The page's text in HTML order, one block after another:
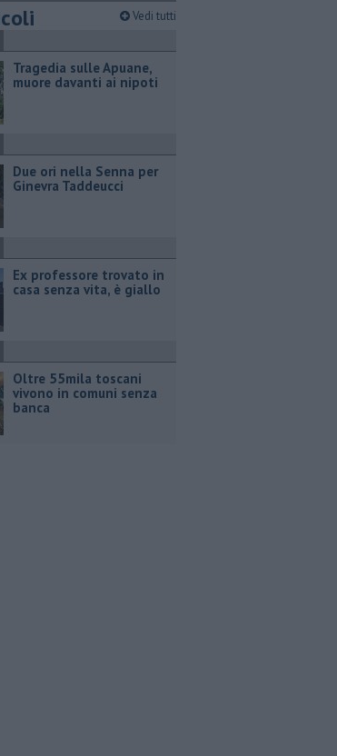
Vedi tutti
Tragedia sulle Apuane,
muore davanti ai nipoti
Due ori nella Senna per
Ginevra Taddeucci
Ex professore trovato in
casa senza vita, è giallo
Oltre 55mila toscani
vivono in comuni senza
banca